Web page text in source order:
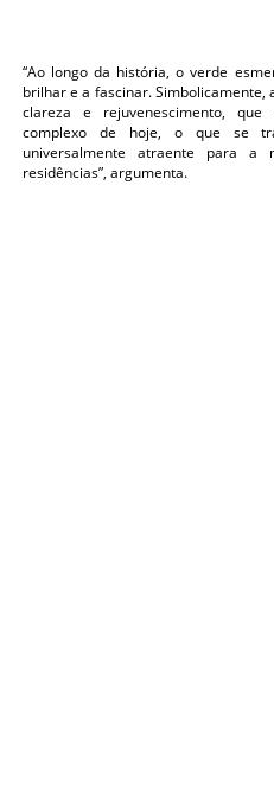
“Ao longo da história, o verde
brilhar e a fascinar. Simbolicamente,
clareza e rejuvenescimento,
complexo de hoje, o que se
universalmente atraente para
residências”, argumenta.